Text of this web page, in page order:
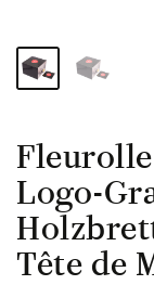
Logo-
Tête de